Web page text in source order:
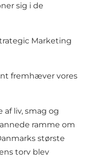
sig i de
Marketing
fremhæver vores
liv, smag og
ramme om
største
torv blev